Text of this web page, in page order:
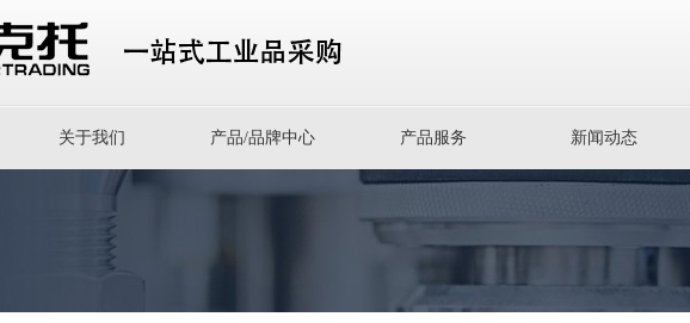
关于我们 产品/品牌中心 产品服务 新闻动态